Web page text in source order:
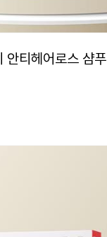
안티헤어로스 샴푸